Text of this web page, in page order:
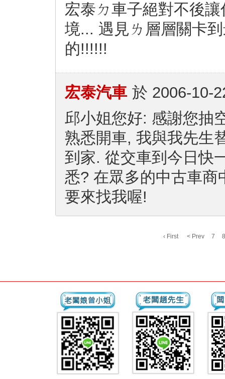
宏泰ㄉ車子絕對不後
境... 遇見ㄌ層層關卡
的!!!!!!
宏泰汽車 於 2006-10-
邱小姐您好: 感謝您抽
熟悉開車, 我與我先生
到家. 從交車到今日快
悉? 在眾多的中古車
要來找我喔!
‹ First < Prev 7 8